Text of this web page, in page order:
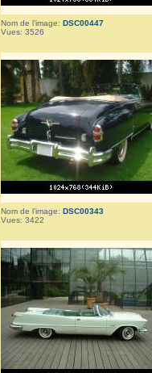
Nom de l’image: DSC00447
Vues: 3526
Nom de l’image: DSC00343
Vues: 3422